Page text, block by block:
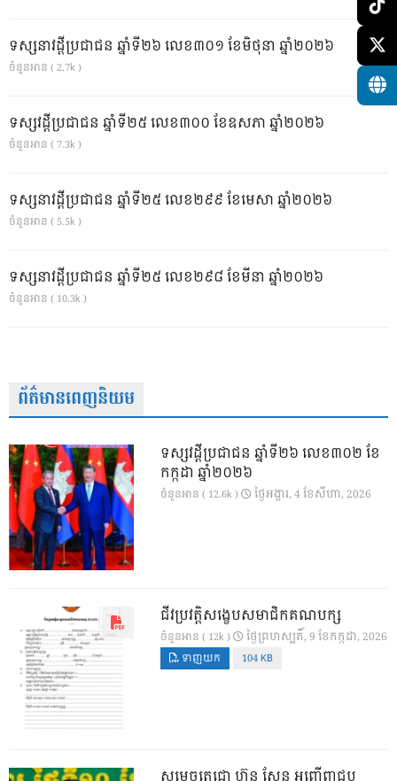
ទស្សនាវដ្ដីប្រជាជន ឆ្នាំទី២៦ លេខ៣០១ ខែមិថុនា ឆ្នាំ២០២៦
ចំនួនអាន ( 2.7k )
ទស្សវដ្តីប្រជាជន ឆ្នាំទី២៥ លេខ៣០០ ខែឧសភា ឆ្នាំ២០២៦
ចំនួនអាន ( 7.3k )
ទស្សនាវដ្ដីប្រជាជន ឆ្នាំទី២៥ លេខ២៩៩ ខែមេសា ឆ្នាំ២០២៦
ចំនួនអាន ( 5.5k )
ទស្សនាវដ្ដីប្រជាជន ឆ្នាំទី២៥ លេខ២៩៨ ខែមីនា ឆ្នាំ២០២៦
ចំនួនអាន ( 10.3k )
ព័ត៌មានពេញនិយម
ទស្សវដ្តីប្រជាជន ឆ្នាំទី២៦ លេខ៣០២ ខែ
កក្កដា ឆ្នាំ២០២៦
ចំនួនអាន ( 12.6k ) ថ្ងៃ​អង្គារ, 4 ខែ​សីហា, 2026
ជីវប្រវត្តិសង្ខេបសមាជិកគណបក្ស
ចំនួនអាន ( 12k ) ថ្ងៃ​ព្រហស្បតិ៍, 9 ខែ​កក្កដា, 2026
ទាញយក 104 KB